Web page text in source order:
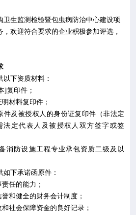
卫生监测检验暨包虫病防治中心建设项
，欢迎符合要求的企业积极参加评选，
以下资质材料：
]复印件；
材料复印件；
件及被授权人的身份证复印件（非法定
法定代表人及被授权人双方签字或签
消防设施工程专业承包资质二级及以
如下承诺函原件：
任的能力；
和健全的财务会计制度；
社会保障资金的良好记录；